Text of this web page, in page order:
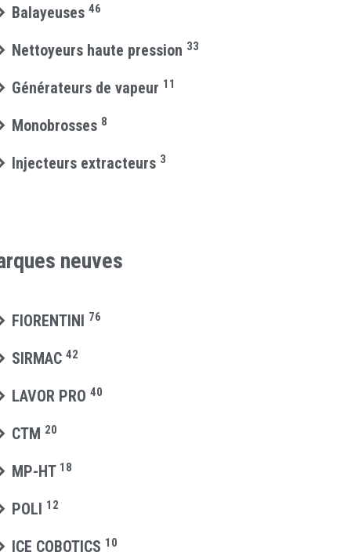
Balayeuses 46
Nettoyeurs haute pression 33
Générateurs de vapeur 11
Monobrosses 8
Injecteurs extracteurs 3
neuves
FIORENTINI 76
SIRMAC 42
LAVOR PRO 40
CTM 20
MP-HT 18
POLI 12
ICE COBOTICS 10